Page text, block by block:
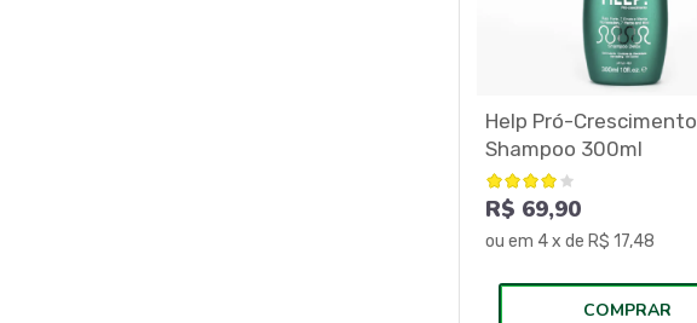
Help Pró-Crescimento
Shampoo 300ml
R$ 69,90
ou em 4x de R$ 17,48
COMPRAR